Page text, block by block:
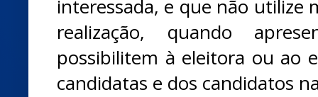
interessada, e que não utilize
realização, quando
possibilitem à eleitora ou ao
candidatas e dos candidatos